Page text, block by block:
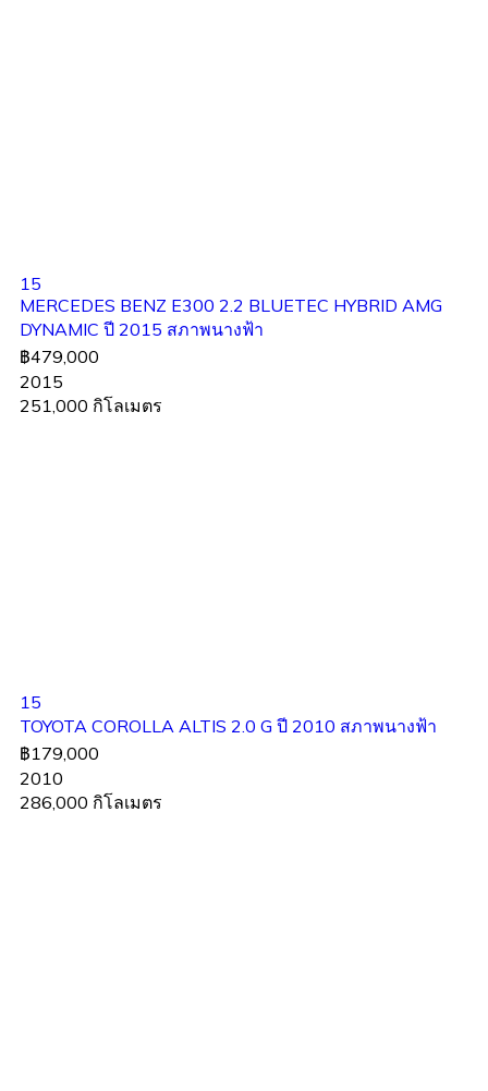
15
MERCEDES BENZ E300 2.2 BLUETEC HYBRID AMG
DYNAMIC ปี 2015 สภาพนางฟ้า
฿479,000
2015
251,000 กิโลเมตร
15
TOYOTA COROLLA ALTIS 2.0 G ปี 2010 สภาพนางฟ้า
฿179,000
2010
286,000 กิโลเมตร